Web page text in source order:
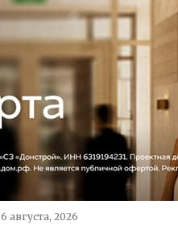
августа, 2026